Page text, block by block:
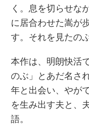
く。息を切らせな
に居合わせた嵩が
す。それを見たのぶ
本作は、明朗快活
のぶ」とあだ名さ
年と出会い、やが
を生み出す夫と、
語。